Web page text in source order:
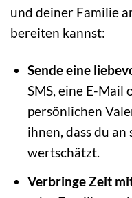
und deiner Familie
bereiten kannst:
Sende eine
SMS, eine E-Mail
persönlichen
ihnen, dass du
wertschätzt.
Verbringe Zeit